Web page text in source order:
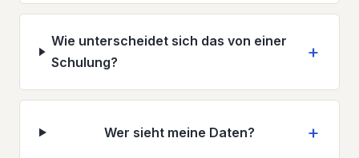
Wie unterscheidet sich das von einer
Schulung?
Wer sieht meine Daten?